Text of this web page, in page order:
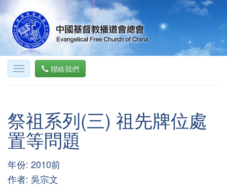
聯絡我們
祭祖系列(三) 祖先牌位處
置等問題
年份: 2010前
作者: 吳宗文